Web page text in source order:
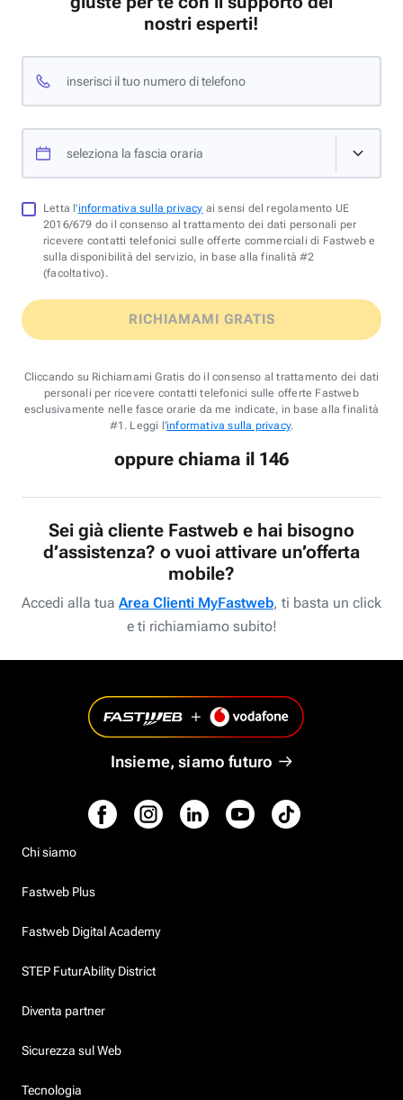
nostri esperti!
inserisci il tuo numero di telefono
seleziona la fascia oraria
Letta l'informativa sulla privacy ai sensi del regolamento UE
2016/679 do il consenso al trattamento dei dati personali per
ricevere contatti telefonici sulle offerte commerciali di Fastweb e
sulla disponibilità del servizio, in base alla finalità #2
(facoltativo).
RICHIAMAMI GRATIS
Cliccando su Richiamami Gratis do il consenso al trattamento dei dati
personali per ricevere contatti telefonici sulle offerte Fastweb
esclusivamente nelle fasce orarie da me indicate, in base alla finalità
#1. Leggi l'informativa sulla privacy.
oppure chiama il 146
Sei già cliente Fastweb e hai bisogno
d’assistenza? o vuoi attivare un’offerta
mobile?
Accedi alla tua Area Clienti MyFastweb, ti basta un click
e ti richiamiamo subito!
Insieme, siamo futuro
Chi siamo
Fastweb Plus
Fastweb Digital Academy
STEP FuturAbility District
Diventa partner
Sicurezza sul Web
Tecnologia